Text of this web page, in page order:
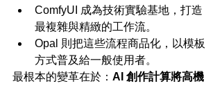
ComfyUI 成為技術實驗基地，打造
最複雜與精緻的工作流。
Opal 則把這些流程商品化，以模板
方式普及給一般使用者。
最根本的變革在於： AI 創作計算將高機